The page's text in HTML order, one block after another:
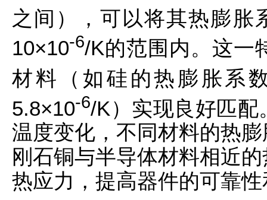
之间），可以将其热膨胀
10×10-6/K的范围内。这一
材料（如硅的热膨胀系
5.8×10-6/K）实现良好匹配
温度变化，不同材料的热
刚石铜与半导体材料相近
热应力，提高器件的可靠